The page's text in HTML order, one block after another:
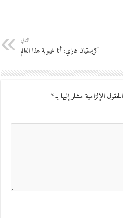
التالي
كريستيان غازي: أنا غيبوبة هذا العالم
الحقول الإلزامية مشار إليها بـ*